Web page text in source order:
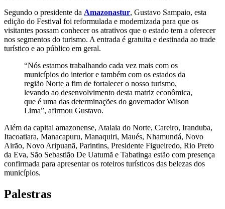
Segundo o presidente da Amazonastur, Gustavo Sampaio, esta
edição do Festival foi reformulada e modernizada para que os
visitantes possam conhecer os atrativos que o estado tem a oferecer
nos segmentos do turismo. A entrada é gratuita e destinada ao trade
turístico e ao público em geral.
“Nós estamos trabalhando cada vez mais com os
municípios do interior e também com os estados da
região Norte a fim de fortalecer o nosso turismo,
levando ao desenvolvimento desta matriz econômica,
que é uma das determinações do governador Wilson
Lima”, afirmou Gustavo.
Além da capital amazonense, Atalaia do Norte, Careiro, Iranduba,
Itacoatiara, Manacapuru, Manaquiri, Maués, Nhamundá, Novo
Airão, Novo Aripuanã, Parintins, Presidente Figueiredo, Rio Preto
da Eva, São Sebastião De Uatumã e Tabatinga estão com presença
confirmada para apresentar os roteiros turísticos das belezas dos
municípios.
Palestras